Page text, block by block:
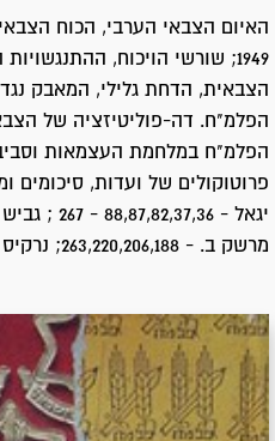
1949; שורשי הויכוח,
הצבאית, הדחת גלילי, המאבק
הפלמ"ח. דה-פוליטיזציה של
הפלמ"ח במלחמת העצמאות
פרוטוקולים של ועדות, סיכומים
מרשק ב. - 263,220,206,188; נרקיס ע. - 170,105; רבין ; שדה; שריג..